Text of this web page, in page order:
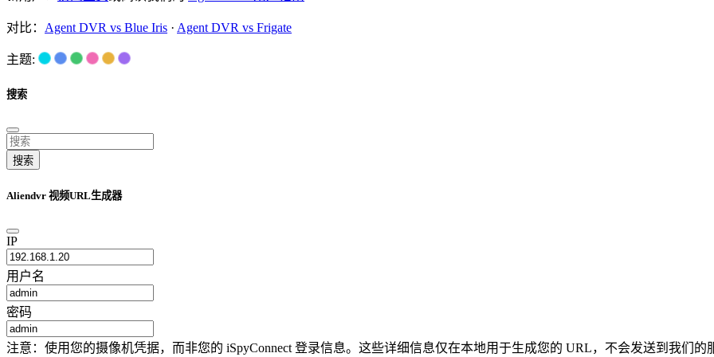
对比： Agent DVR vs Blue Iris · Agent DVR vs Frigate
主题:
搜索
搜索
Aliendvr 视频URL生成器
IP
用户名
密码
注意：使用您的摄像机凭据，而非您的 iSpyConnect 登录信息。这些详细信息仅在本地用于生成您的 URL，不会发送到我们的